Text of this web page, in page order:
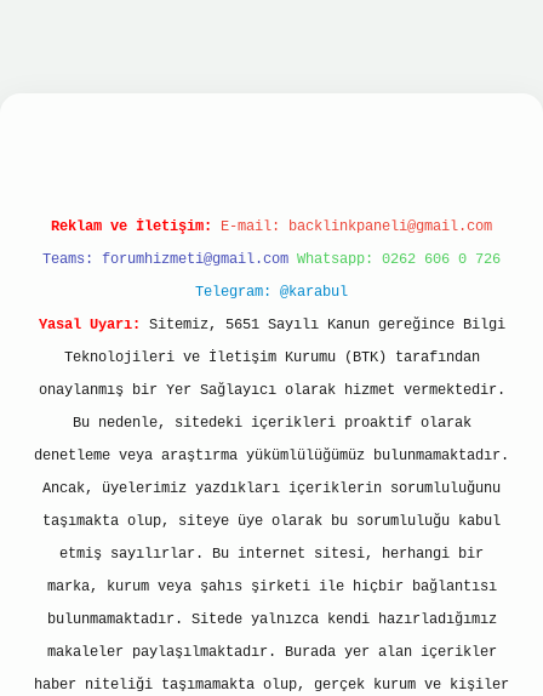
Reklam ve İletişim: E-mail: backlinkpaneli@gmail.com
Teams: forumhizmeti@gmail.com Whatsapp: 0262 606 0 726
Telegram: @karabul
Yasal Uyarı:
Sitemiz, 5651 Sayılı Kanun gereğince Bilgi
Teknolojileri ve İletişim Kurumu (BTK) tarafından
onaylanmış bir Yer Sağlayıcı olarak hizmet vermektedir.
Bu nedenle, sitedeki içerikleri proaktif olarak
denetleme veya araştırma yükümlülüğümüz bulunmamaktadır.
Ancak, üyelerimiz yazdıkları içeriklerin sorumluluğunu
taşımakta olup, siteye üye olarak bu sorumluluğu kabul
etmiş sayılırlar. Bu internet sitesi, herhangi bir
marka, kurum veya şahıs şirketi ile hiçbir bağlantısı
bulunmamaktadır. Sitede yalnızca kendi hazırladığımız
makaleler paylaşılmaktadır. Burada yer alan içerikler
haber niteliği taşımamakta olup, gerçek kurum ve kişiler